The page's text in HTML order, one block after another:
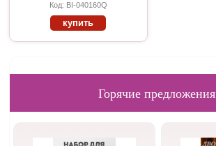
Код: BI-040160Q
купить
Горячие предложения